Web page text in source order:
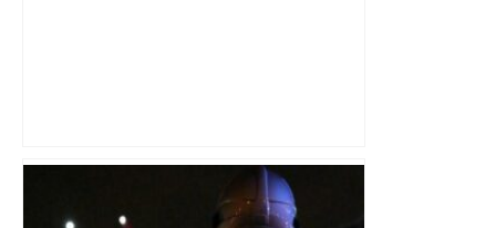
Un carton rouge rapide, des blessés : la
sale soirée de Toulouse contre Lens –